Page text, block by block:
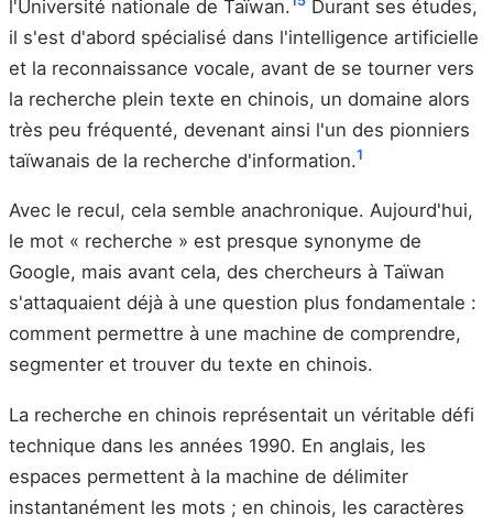
l'Université nationale de Taïwan.
Durant ses études,
il s'est d'abord spécialisé dans l'intelligence artificielle
et la reconnaissance vocale, avant de se tourner vers
la recherche plein texte en chinois, un domaine alors
très peu fréquenté, devenant ainsi l'un des pionniers
taïwanais de la recherche d'information.1
Avec le recul, cela semble anachronique. Aujourd'hui,
le mot « recherche » est presque synonyme de
Google, mais avant cela, des chercheurs à Taïwan
s'attaquaient déjà à une question plus fondamentale :
comment permettre à une machine de comprendre,
segmenter et trouver du texte en chinois.
La recherche en chinois représentait un véritable défi
technique dans les années 1990. En anglais, les
espaces permettent à la machine de délimiter
instantanément les mots ; en chinois, les caractères